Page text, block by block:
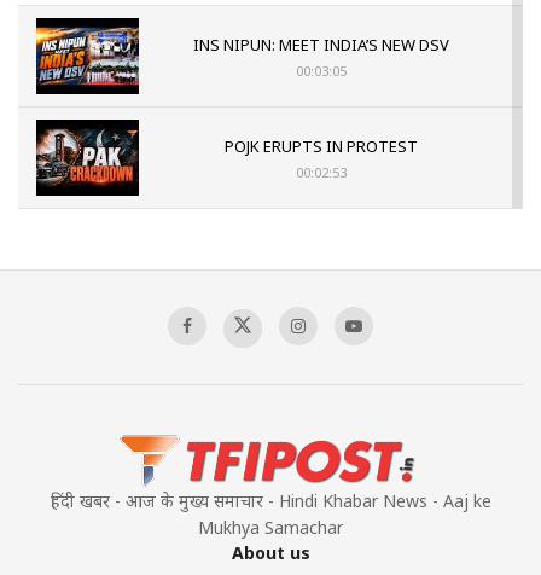
INS NIPUN: MEET INDIA’S NEW DSV
00:03:05
POJK ERUPTS IN PROTEST
00:02:53
Sagar
हिंदी खबर - आज के मुख्य समाचार - Hindi Khabar News - Aaj ke
Mukhya Samachar
About us